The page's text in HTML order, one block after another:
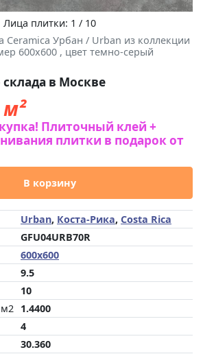
Лица плитки: 1 / 10
Ceramica Урбан / Urban из коллекции
600x600 , цвет темно-серый
в Москве
Плиточный клей +
плитки в подарок от
В корзину
Urban, Коста-Рика, Costa Rica
GFU04URB70R
600x600
9.5
10
1.4400
4
30.360